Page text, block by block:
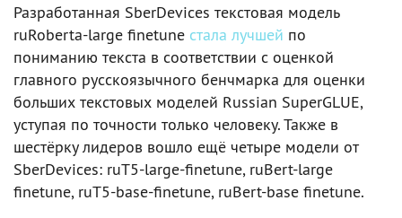
Разработанная SberDevices текстовая модель
ruRoberta-large finetune стала лучшей по
пониманию текста в соответствии с оценкой
главного русскоязычного бенчмарка для оценки
больших текстовых моделей Russian SuperGLUE,
уступая по точности только человеку. Также в
шестёрку лидеров вошло ещё четыре модели от
SberDevices: ruT5-large-finetune, ruBert-large
finetune, ruT5-base-finetune, ruBert-base finetune.